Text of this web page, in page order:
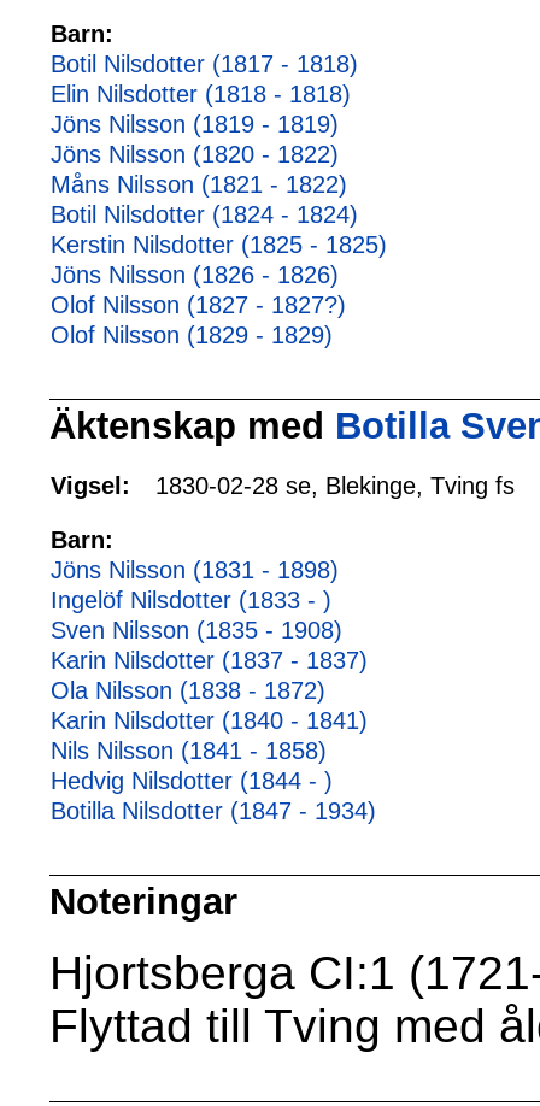
Barn:
Botil Nilsdotter (1817 - 1818)
Elin Nilsdotter (1818 - 1818)
Jöns Nilsson (1819 - 1819)
Jöns Nilsson (1820 - 1822)
Måns Nilsson (1821 - 1822)
Botil Nilsdotter (1824 - 1824)
Kerstin Nilsdotter (1825 - 1825)
Jöns Nilsson (1826 - 1826)
Olof Nilsson (1827 - 1827?)
Olof Nilsson (1829 - 1829)
Äktenskap med Botilla
Vigsel: 1830-02-28 se, Blekinge, Tving fs
Barn:
Jöns Nilsson (1831 - 1898)
Ingelöf Nilsdotter (1833 - )
Sven Nilsson (1835 - 1908)
Karin Nilsdotter (1837 - 1837)
Ola Nilsson (1838 - 1872)
Karin Nilsdotter (1840 - 1841)
Nils Nilsson (1841 - 1858)
Hedvig Nilsdotter (1844 - )
Botilla Nilsdotter (1847 - 1934)
Noteringar
Hjortsberga CI:1
Flyttad till Tving med